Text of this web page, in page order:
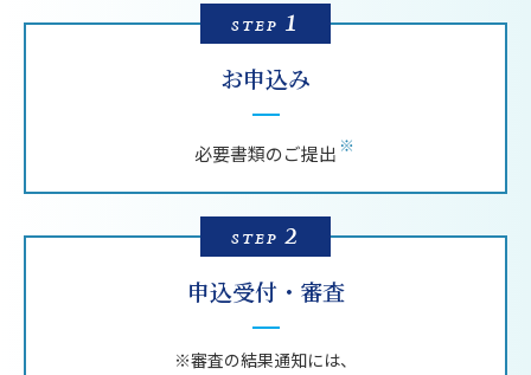
STEP 1
お申込み
必要書類のご提出
STEP 2
申込受付・ 審査
※審査の結果通知には、